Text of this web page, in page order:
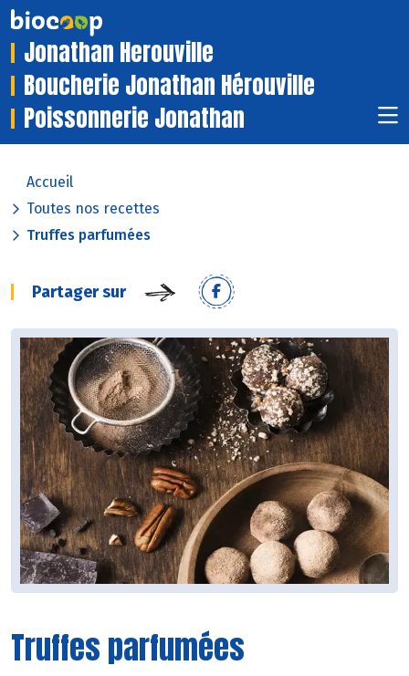
Jonathan Herouville
Boucherie Jonathan Hérouville
Poissonnerie Jonathan
Accueil
Toutes nos recettes
Truffes parfumées
Partager sur
Truffes parfumées